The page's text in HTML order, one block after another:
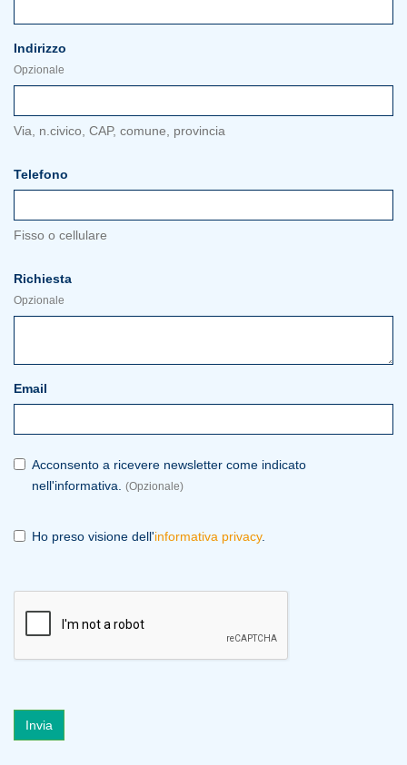
Indirizzo
Opzionale
Via, n.civico, CAP, comune, provincia
Telefono
Fisso o cellulare
Richiesta
Opzionale
Email
Acconsento a ricevere newsletter come indicato
nell'informativa. (Opzionale)
Ho preso visione dell'informativa privacy.
Invia